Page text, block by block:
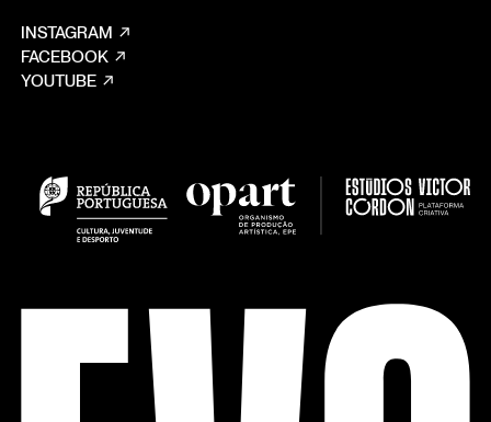
INSTAGRAM
FACEBOOK
YOUTUBE